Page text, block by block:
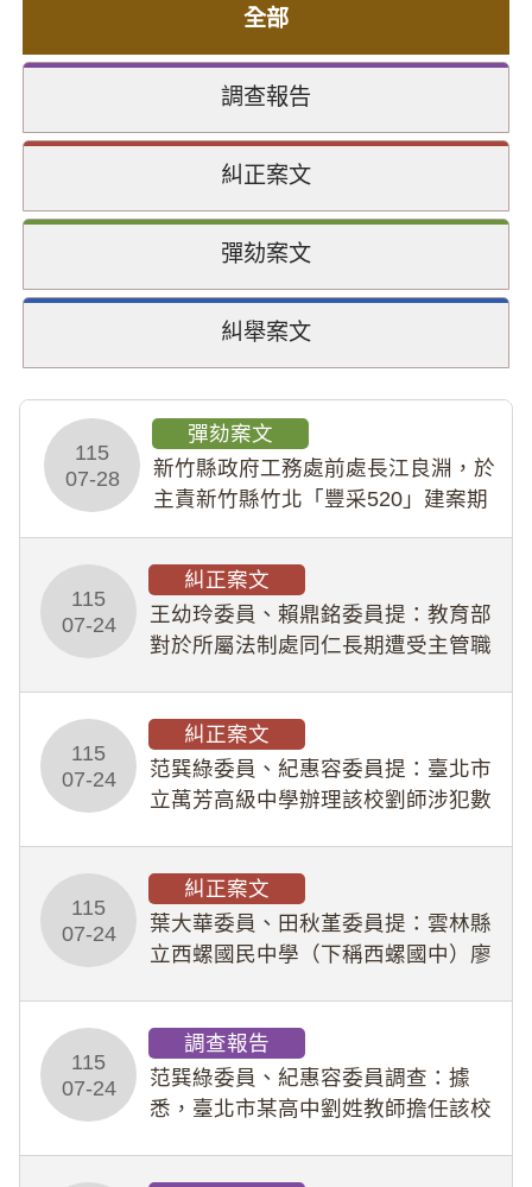
全部
調查報告
糾正案文
彈劾案文
糾舉案文
115
07-28
彈劾案文
新竹縣政府工務處前處長江良淵，於
主責新竹縣竹北「豐采520」建案期
幣1,483萬餘元，並長期收受建商餽
贈；復罔顧公共安全，圖利默許建商
於停工期間
115
07-24
糾正案文
王幼玲委員、賴鼎銘委員提：教育部
對於所屬法制處同仁長期遭受主管職
人員保障法」及「職業安全衛生法」
所定維護公務人員
115
07-24
糾正案文
范巽綠委員、紀惠容委員提：臺北市
立萬芳高級中學辦理該校劉師涉犯數
業把關與糾錯功能，不僅首份調查報
告漏未審酌師生不
115
07-24
糾正案文
葉大華委員、田秋堇委員提：雲林縣
立西螺國民中學（下稱西螺國中）廖
教羽球隊學生等行為，歷經該校校園
事件處理會議（下
115
07-24
調查報告
范巽綠委員、紀惠容委員調查：據
悉，臺北市某高中劉姓教師擔任該校